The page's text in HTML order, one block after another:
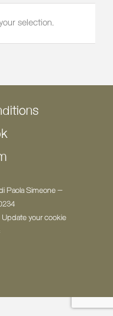
selection.
Paola Simeone -
Update your cookie